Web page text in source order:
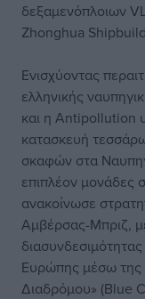
δεξαμενόπλοιων
Zhonghua
Ενισχύοντας
ελληνικής
και η Antipollution
κατασκευή
σκαφών στα
επιπλέον μονάδες
ανακοίνωσε
Αμβέρσας-Μπριζ,
Ευρώπης μέσω της
Διαδρόμου» (Blue